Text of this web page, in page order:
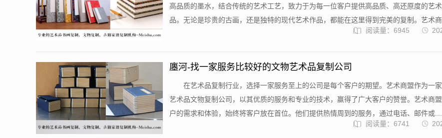
高品质的墨水，结合传统的艺术工艺，致力于为每一位客户提供高品质、高还原度的艺
品。无论是珍贵的古画，还是独特的现代艺术作品，都能在这里得到完美的复制。艺术商
阅读量：6945
廛河-找一家服务比较好的文物艺术品复制公司
在艺术品复制行业，选择一家服务至上的公司是每个客户的期望。艺术商盟作为一
艺术品文物复制公司，以其优质的服务和专业的技术，赢得了广大客户的赞誉。艺术商
户的需求和体验，始终将客户放在首位。他们提供热情周到的服务，通过电话、邮件或
阅读量：6741